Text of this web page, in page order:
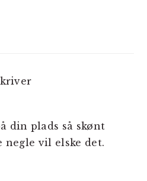
din plads så skønt
negle vil elske det.